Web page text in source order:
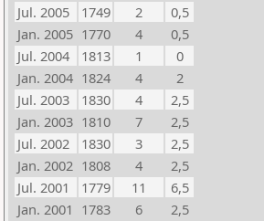
Jul. 2005
1749 2
0,5
Jan. 2005 1770 4
0,5
Jul. 2004
1813 1
0
Jan. 2004 1824 4
2
Jul. 2003
1830 4
2,5
Jan. 2003 1810 7
2,5
Jul. 2002
1830 3
2,5
Jan. 2002 1808 4
2,5
Jul. 2001
1779 11
6,5
Jan. 2001 1783 6
2,5